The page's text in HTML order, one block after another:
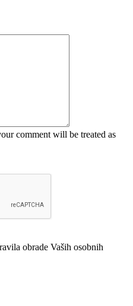
comment will be treated as
obrade Vaših osobnih